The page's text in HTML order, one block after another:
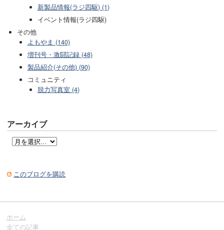
新製品情報(ラジ四駆) (1)
イベント情報(ラジ四駆)
その他
よもやま (140)
増刊号・激闘記録 (48)
製品紹介(その他) (90)
コミュニティ
脱力写真室 (4)
アーカイブ
このブログを購読
ホーム
全ての記事